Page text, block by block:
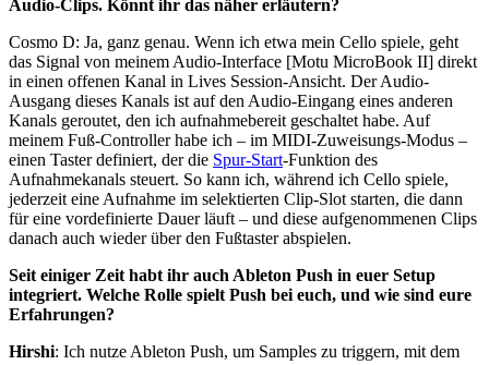
Audio-Clips. Könnt ihr das näher erläutern?
Cosmo D: Ja, ganz genau. Wenn ich etwa mein Cello spiele, geht
das Signal von meinem Audio-Interface [Motu MicroBook II] direkt
in einen offenen Kanal in Lives Session-Ansicht. Der Audio-
Ausgang dieses Kanals ist auf den Audio-Eingang eines anderen
Kanals geroutet, den ich aufnahmebereit geschaltet habe. Auf
meinem Fuß-Controller habe ich – im MIDI-Zuweisungs-Modus –
einen Taster definiert, der die Spur-Start-Funktion des
Aufnahmekanals steuert. So kann ich, während ich Cello spiele,
jederzeit eine Aufnahme im selektierten Clip-Slot starten, die dann
für eine vordefinierte Dauer läuft – und diese aufgenommenen Clips
danach auch wieder über den Fußtaster abspielen.
Seit einiger Zeit habt ihr auch Ableton Push in euer Setup
integriert. Welche Rolle spielt Push bei euch, und wie sind eure
Erfahrungen?
Hirshi: Ich nutze Ableton Push, um Samples zu triggern, mit dem